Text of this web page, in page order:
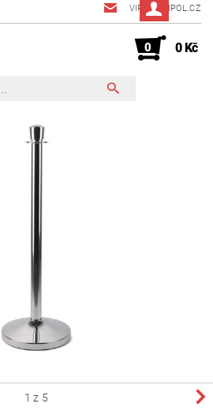
VIPOL@VIPOL.CZ
0 0 Kč
1 z 5